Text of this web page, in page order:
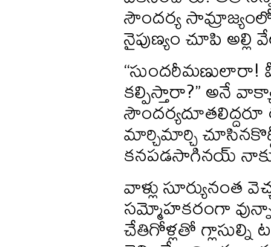
సౌందర్య
నైపుణ్యం చూపి అల్లి
“సుందరీమణులారా!
కల్పిస్తారా?” అనే
మార్చిమార్చి
కనపడసాగినయ్
వాళ్లు సూర్యునంత
సమ్మోహకరంగా
చేతిగోళ్లతో గ్లాసుల్ని